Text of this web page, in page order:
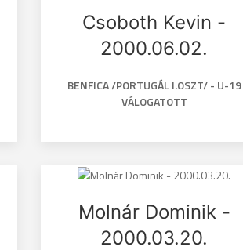
Csoboth Kevin -
2000.06.02.
BENFICA /PORTUGÁL I.OSZT/ - U-19
VÁLOGATOTT
Molnár Dominik -
2000.03.20.